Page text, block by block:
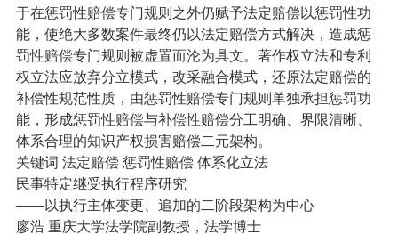
于在惩罚性赔偿专门规则之外仍赋予法定赔偿以惩罚性功
能，使绝大多数案件最终仍以法定赔偿方式解决，造成惩
罚性赔偿专门规则被虚置而沦为具文。著作权立法和专利
权立法应放弃分立模式，改采融合模式，还原法定赔偿的
补偿性规范性质，由惩罚性赔偿专门规则单独承担惩罚功
能，形成惩罚性赔偿与补偿性赔偿分工明确、界限清晰、
体系合理的知识产权损害赔偿二元架构。
关键词 法定赔偿 惩罚性赔偿 体系化立法
民事特定继受执行程序研究
——以执行主体变更、追加的二阶段架构为中心
廖浩 重庆大学法学院副教授，法学博士